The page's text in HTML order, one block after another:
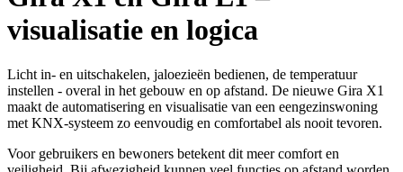
visualisatie en logica
Licht in- en uitschakelen, jaloezieën bedienen, de temperatuur
instellen - overal in het gebouw en op afstand. De nieuwe Gira X1
maakt de automatisering en visualisatie van een eengezinswoning
met KNX-systeem zo eenvoudig en comfortabel als nooit tevoren.
Voor gebruikers en bewoners betekent dit meer comfort en